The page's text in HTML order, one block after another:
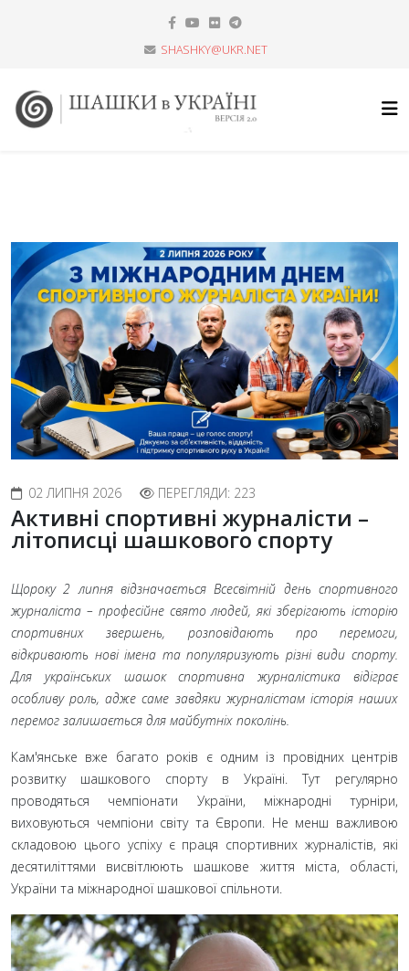
SHASHKY@UKR.NET
02 ЛИПНЯ 2026 ПЕРЕГЛЯДИ: 223
Активні спортивні журналісти –
літописці шашкового спорту
Щороку 2 липня відзначається Всесвітній день спортивного
журналіста – професійне свято людей, які зберігають історію
спортивних звершень, розповідають про перемоги,
відкривають нові імена та популяризують різні види спорту.
Для українських шашок спортивна журналістика відіграє
особливу роль, адже саме завдяки журналістам історія наших
перемог залишається для майбутніх поколінь.
Кам'янське вже багато років є одним із провідних центрів
розвитку шашкового спорту в Україні. Тут регулярно
проводяться чемпіонати України, міжнародні турніри,
виховуються чемпіони світу та Європи. Не менш важливою
складовою цього успіху є праця спортивних журналістів, які
десятиліттями висвітлюють шашкове життя міста, області,
України та міжнародної шашкової спільноти.